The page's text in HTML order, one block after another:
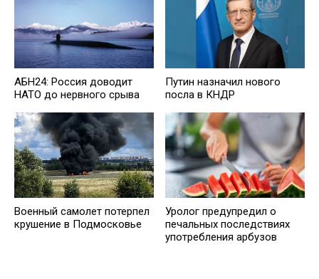
АБН24: Россия доводит
НАТО до нервного срыва
Путин назначил нового
посла в КНДР
Военный самолет потерпел
крушение в Подмосковье
Уролог предупредил о
печальных последствиях
употребления арбузов